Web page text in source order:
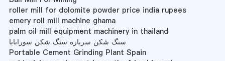
roller mill for dolomite powder price india rupees
emery roll mill machine ghama
palm oil mill equipment machinery in thailand
سنگ شکن سرباره سنگ شکن سورابایا
Portable Cement Grinding Plant Spain